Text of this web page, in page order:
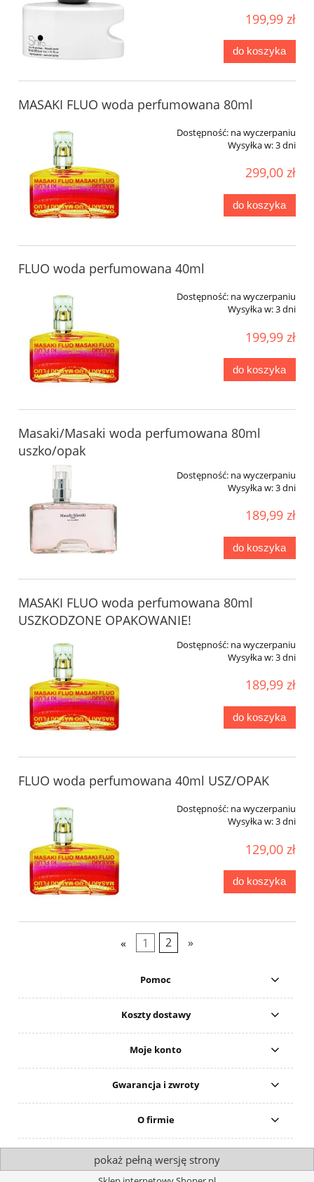
199,99 zł
do koszyka
MASAKI FLUO woda perfumowana 80ml
Dostępność: na wyczerpaniu
Wysyłka w:3 dni
299,00 zł
do koszyka
FLUO woda perfumowana 40ml
Dostępność: na wyczerpaniu
Wysyłka w:3 dni
199,99 zł
do koszyka
Masaki/Masaki woda perfumowana 80ml
uszko/opak
Dostępność: na wyczerpaniu
Wysyłka w:3 dni
189,99 zł
do koszyka
MASAKI FLUO woda perfumowana 80ml
USZKODZONE OPAKOWANIE!
Dostępność: na wyczerpaniu
Wysyłka w:3 dni
189,99 zł
do koszyka
FLUO woda perfumowana 40ml USZ/OPAK
Dostępność: na wyczerpaniu
Wysyłka w:3 dni
129,00 zł
do koszyka
« 1 2 »
Pomoc
Koszty dostawy
Moje konto
Gwarancja i zwroty
O firmie
pokaż pełną wersję strony